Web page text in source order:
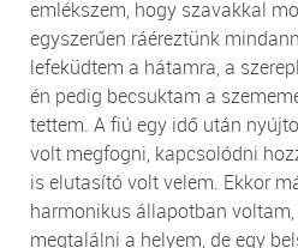
emlékszem, hogy szavakkal
egyszerűen ráéreztünk
lefeküdtem a hátamra, a
én pedig becsuktam a
tettem. A fiú egy idő után
volt megfogni, kapcsolódni
is elutasító volt velem. Ekkor
harmonikus állapotban voltam,
megtalálni a helyem, de egy